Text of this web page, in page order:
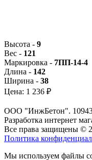
Высота - 9
Вес - 121
Маркировка - 7ПП-14-4
Длина - 142
Ширина - 38
Цена: 1 236 ₽
ООО "ИнжБетон".
Разработка интернет
Все права защищены ©
Политика
Мы используем файлы